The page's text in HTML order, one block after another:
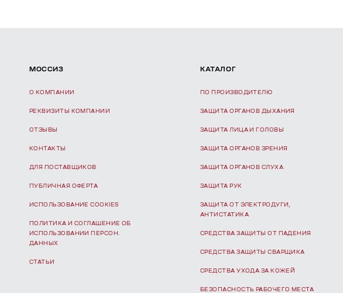
МОССИЗ
О КОМПАНИИ
РЕКВИЗИТЫ КОМПАНИИ
ОТЗЫВЫ
КОНТАКТЫ
ДЛЯ ПОСТАВЩИКОВ
ПУБЛИЧНАЯ ОФЕРТА
ИСПОЛЬЗОВАНИЕ COOKIES
ПОЛИТИКА И СОГЛАШЕНИЕ ОБ
ИСПОЛЬЗОВАНИИ ПЕРСОН.
ДАННЫХ
СТАТЬИ
КАТАЛОГ
ПО ПРОИЗВОДИТЕЛЮ
ЗАЩИТА ОРГАНОВ ДЫХАНИЯ
ЗАЩИТА ЛИЦА И ГОЛОВЫ
ЗАЩИТА ОРГАНОВ ЗРЕНИЯ
ЗАЩИТА ОРГАНОВ СЛУХА
ЗАЩИТА РУК
ЗАЩИТА ОТ ЭЛЕКТРОДУГИ,
АНТИСТАТИКА
СРЕДСТВА ЗАЩИТЫ ОТ ПАДЕНИЯ
СРЕДСТВА ЗАЩИТЫ СВАРЩИКА
СРЕДСТВА УХОДА ЗА КОЖЕЙ
БЕЗОПАСНОСТЬ РАБОЧЕГО МЕСТА